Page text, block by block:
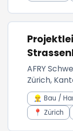
AFRY
Zürich,
👷‍♂️ Bau /
📍 Zürich